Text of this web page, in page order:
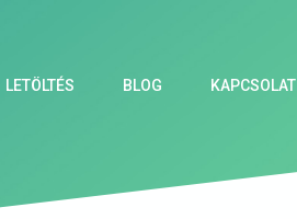
LETÖLTÉS BLOG KAPCSOLAT